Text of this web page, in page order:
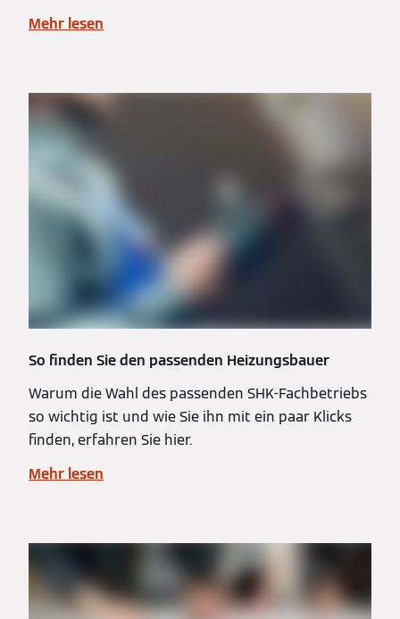
Mehr lesen
So finden Sie den passenden Heizungsbauer
Warum die Wahl des passenden SHK-Fachbetriebs
so wichtig ist und wie Sie ihn mit ein paar Klicks
finden, erfahren Sie hier.
Mehr lesen